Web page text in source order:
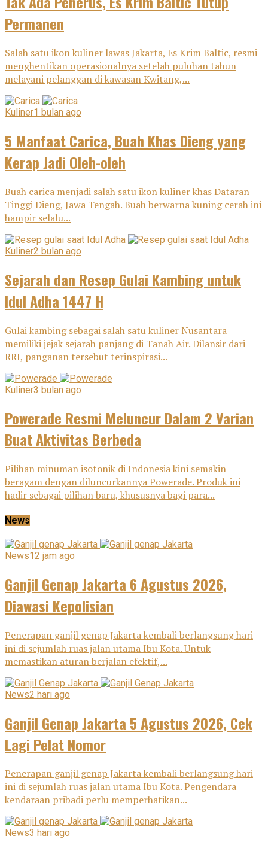
Permanen
Salah satu ikon kuliner lawas Jakarta, Es Krim Baltic, resmi
menghentikan operasionalnya setelah puluhan tahun
melayani pelanggan di kawasan Kwitang,...
Kuliner1 bulan ago
5 Manfaat Carica, Buah Khas Dieng yang
Kerap Jadi Oleh-oleh
Buah carica menjadi salah satu ikon kuliner khas Dataran
Tinggi Dieng, Jawa Tengah. Buah berwarna kuning cerah ini
hampir selalu...
Kuliner2 bulan ago
Sejarah dan Resep Gulai Kambing untuk
Idul Adha 1447 H
Gulai kambing sebagai salah satu kuliner Nusantara
memiliki jejak sejarah panjang di Tanah Air. Dilansir dari
RRI, panganan tersebut terinspirasi...
Kuliner3 bulan ago
Powerade Resmi Meluncur Dalam 2 Varian
Buat Aktivitas Berbeda
Pilihan minuman isotonik di Indonesia kini semakin
beragam dengan diluncurkannya Powerade. Produk ini
hadir sebagai pilihan baru, khususnya bagi para...
News
News12 jam ago
Ganjil Genap Jakarta 6 Agustus 2026,
Diawasi Kepolisian
Penerapan ganjil genap Jakarta kembali berlangsung hari
ini di sejumlah ruas jalan utama Ibu Kota. Untuk
memastikan aturan berjalan efektif,...
News2 hari ago
Ganjil Genap Jakarta 5 Agustus 2026, Cek
Lagi Pelat Nomor
Penerapan ganjil genap Jakarta kembali berlangsung hari
ini di sejumlah ruas jalan utama Ibu Kota. Pengendara
kendaraan pribadi perlu memperhatikan...
News3 hari ago